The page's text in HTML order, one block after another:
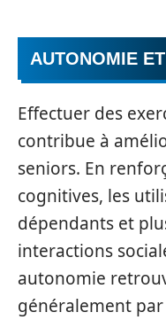
AUTONOMIE
Effectuer des
contribue à
seniors. En
cognitives, les
dépendants et
interactions
autonomie
généralement